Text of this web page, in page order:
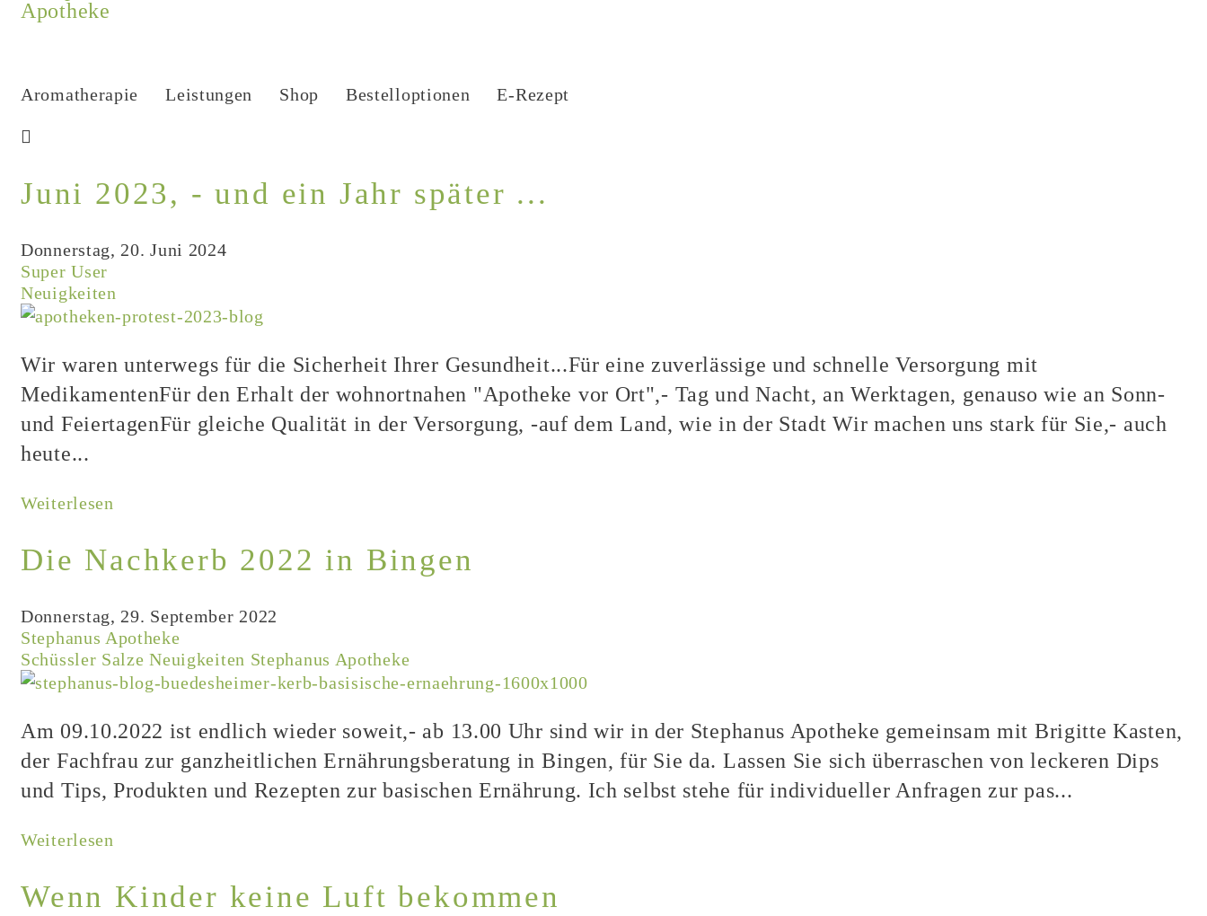
Aromatherapie Leistungen Shop Bestelloptionen E-Rezept
Juni 2023, - und ein Jahr später ...
Donnerstag, 20. Juni 2024
Super User
Neuigkeiten
Wir waren unterwegs für die Sicherheit Ihrer Gesundheit...Für eine zuverlässige und schnelle Versorgung mit
MedikamentenFür den Erhalt der wohnortnahen "Apotheke vor Ort",- Tag und Nacht, an Werktagen, genauso wie an Sonn-
und FeiertagenFür gleiche Qualität in der Versorgung, -auf dem Land, wie in der Stadt Wir machen uns stark für Sie,- auch
heute...
Weiterlesen
Die Nachkerb 2022 in Bingen
Donnerstag, 29. September 2022
Stephanus Apotheke
Schüssler Salze Neuigkeiten Stephanus Apotheke
Am 09.10.2022 ist endlich wieder soweit,- ab 13.00 Uhr sind wir in der Stephanus Apotheke gemeinsam mit Brigitte Kasten,
der Fachfrau zur ganzheitlichen Ernährungsberatung in Bingen, für Sie da. Lassen Sie sich überraschen von leckeren Dips
und Tips, Produkten und Rezepten zur basischen Ernährung. Ich selbst stehe für individueller Anfragen zur pas...
Weiterlesen
Wenn Kinder keine Luft bekommen